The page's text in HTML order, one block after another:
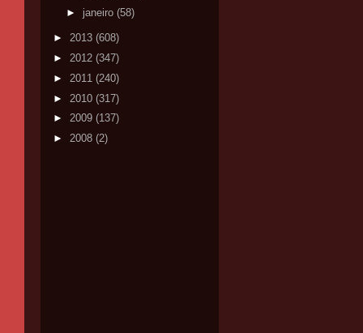
► janeiro (58)
► 2013 (608)
► 2012 (347)
► 2011 (240)
► 2010 (317)
► 2009 (137)
► 2008 (2)